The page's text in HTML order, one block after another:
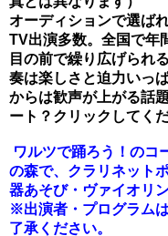
オーディションで選ば
TV出演多数。全国で年
目の前で繰り広げられ
奏は楽しさと迫力いっ
からは歓声が上がる話
ート？クリックしてくだ
ワルツで踊ろう！のコ
の森で、クラリネット
器あそび・ヴァイオリ
※出演者・プログラム
了承ください。